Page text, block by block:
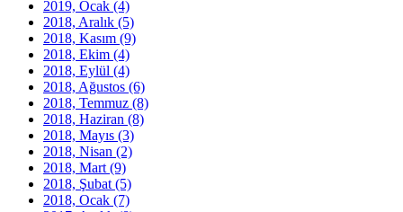
2019, Ocak (4)
2018, Aralık (5)
2018, Kasım (9)
2018, Ekim (4)
2018, Eylül (4)
2018, Ağustos (6)
2018, Temmuz (8)
2018, Haziran (8)
2018, Mayıs (3)
2018, Nisan (2)
2018, Mart (9)
2018, Şubat (5)
2018, Ocak (7)